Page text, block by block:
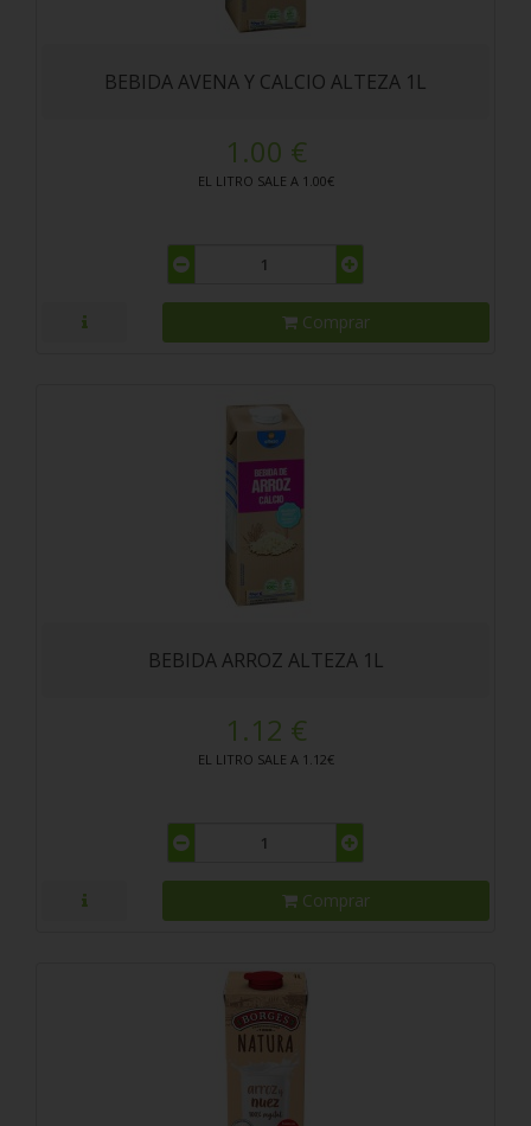
BEBIDA AVENA Y CALCIO ALTEZA 1L
1.00 €
EL LITRO SALE A 1.00€
Comprar
BEBIDA ARROZ ALTEZA 1L
1.12 €
EL LITRO SALE A 1.12€
Comprar